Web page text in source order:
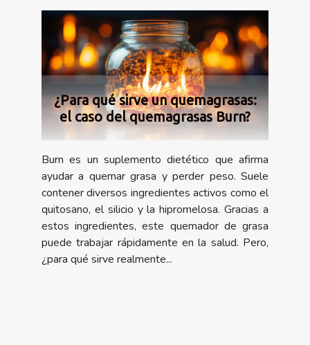
¿Para qué sirve un quemagrasas:
el caso del quemagrasas Burn?
Burn es un suplemento dietético que afirma
ayudar a quemar grasa y perder peso. Suele
contener diversos ingredientes activos como el
quitosano, el silicio y la hipromelosa. Gracias a
estos ingredientes, este quemador de grasa
puede trabajar rápidamente en la salud. Pero,
¿para qué sirve realmente...